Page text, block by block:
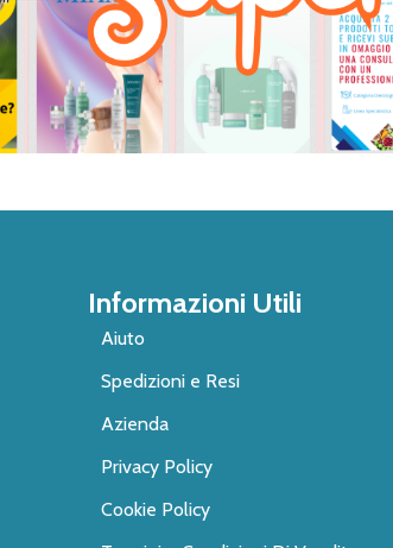
Informazioni Utili
Aiuto
Spedizioni e Resi
Azienda
Privacy Policy
Cookie Policy